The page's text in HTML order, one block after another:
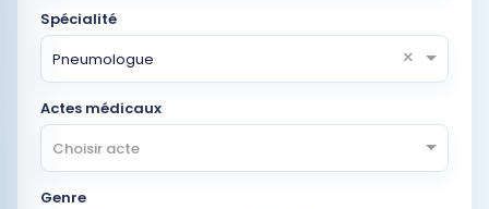
Spécialité
Pneumologue
×
Actes médicaux
Choisir acte
Genre